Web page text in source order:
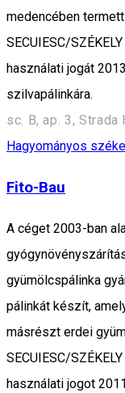
medencében
SECUIESC/
használati jogát
szilvapálinkára.
Hagyományos
Fito-Bau
A céget 2003-ban
gyümölcspálinka
pálinkát készít,
másrészt erdei
SECUIESC/
használati jogot